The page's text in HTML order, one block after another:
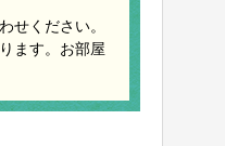
せください。
ます。お部屋